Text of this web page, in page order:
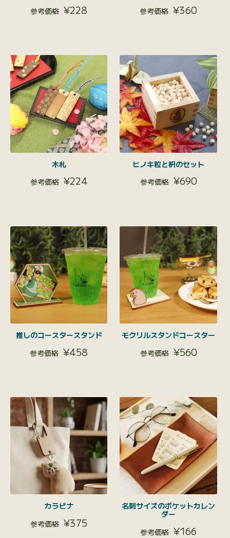
¥228 ¥360
木札
¥224
ヒノキ粒と枡のセット
¥690
推しのコースタースタンド
¥458
モクリルスタンドコースター
¥560
カラビナ
¥375
名刺サイズのポケットカレン
ダー
¥166